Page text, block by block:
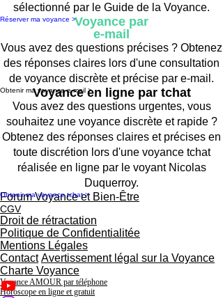
sélectionné par le Guide de la Voyance.
Réserver ma voyance >Voyance par
e-mail
Vous avez des questions précises ? Obtenez
des réponses claires lors d'une consultation
de voyance discrète et précise par e-mail.
Obtenir ma voyance e-mail >
Voyance en ligne par tchat
Vous avez des questions urgentes, vous
souhaitez une voyance discrète et rapide ?
Obtenez des réponses claires et précises en
toute discrétion lors d'une voyance tchat
réalisée en ligne par le voyant Nicolas
Duquerroy.
Obtenir ma voyance tchat >
Forum Voyance et Bien-Être
CGV
Droit de rétractation
Politique de Confidentialitée
Mentions Légales
Contact Avertissement légal sur la Voyance
Charte Voyance
Voyance AMOUR par téléphone
Horoscope en ligne et gratuit